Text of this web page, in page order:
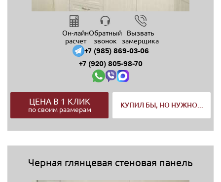
Он-лайн
расчет
Обратный
звонок
Вызвать
замерщика
+7 (985) 869-03-06
+7 (920) 805-98-70
ЦЕНА В 1 КЛИК
по своим размерам
КУПИЛ БЫ, НО НУЖНО...
Черная глянцевая стеновая панель